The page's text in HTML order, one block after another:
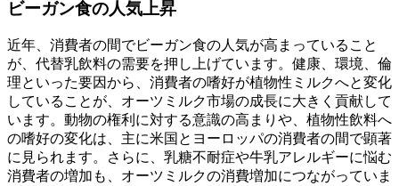
ビーガン食の人気上昇
近年、消費者の間でビーガン食の人気が高まっていること
が、代替乳飲料の需要を押し上げています。健康、環境、倫
理といった要因から、消費者の嗜好が植物性ミルクへと変化
していることが、オーツミルク市場の成長に大きく貢献して
います。動物の権利に対する意識の高まりや、植物性飲料へ
の嗜好の変化は、主に米国とヨーロッパの消費者の間で顕著
に見られます。さらに、乳糖​​不耐症や牛乳アレルギーに悩む
消費者の増加も、オーツミルクの消費増加につながっていま